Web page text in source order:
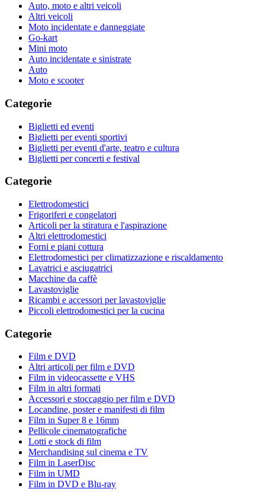
Auto, moto e altri veicoli
Altri veicoli
Moto incidentate e danneggiate
Go-kart
Mini moto
Auto incidentate e sinistrate
Auto
Moto e scooter
Categorie
Biglietti ed eventi
Biglietti per eventi sportivi
Biglietti per eventi d'arte, teatro e cultura
Biglietti per concerti e festival
Categorie
Elettrodomestici
Frigoriferi e congelatori
Articoli per la stiratura e l'aspirazione
Altri elettrodomestici
Forni e piani cottura
Elettrodomestici per climatizzazione e riscaldamento
Lavatrici e asciugatrici
Macchine da caffè
Lavastoviglie
Ricambi e accessori per lavastoviglie
Piccoli elettrodomestici per la cucina
Categorie
Film e DVD
Altri articoli per film e DVD
Film in videocassette e VHS
Film in altri formati
Accessori e stoccaggio per film e DVD
Locandine, poster e manifesti di film
Film in Super 8 e 16mm
Pellicole cinematografiche
Lotti e stock di film
Merchandising sul cinema e TV
Film in LaserDisc
Film in UMD
Film in DVD e Blu-ray